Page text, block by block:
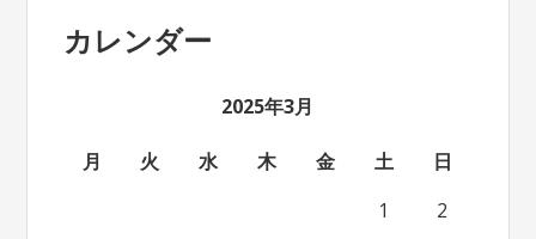
カレンダー
2025年3月
月 火 水 木 金 土
日
1
2